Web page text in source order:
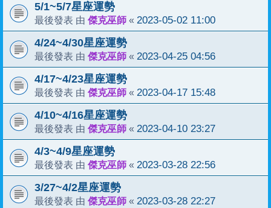
5/1~5/7星座運勢
最後發表 由 傑克巫師 « 2023-05-02 11:00
4/24~4/30星座運勢
最後發表 由 傑克巫師 « 2023-04-25 04:56
4/17~4/23星座運勢
最後發表 由 傑克巫師 « 2023-04-17 15:48
4/10~4/16星座運勢
最後發表 由 傑克巫師 « 2023-04-10 23:27
4/3~4/9星座運勢
最後發表 由 傑克巫師 « 2023-03-28 22:56
3/27~4/2星座運勢
最後發表 由 傑克巫師 « 2023-03-28 22:27